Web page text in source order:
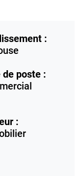
:
de poste :
: